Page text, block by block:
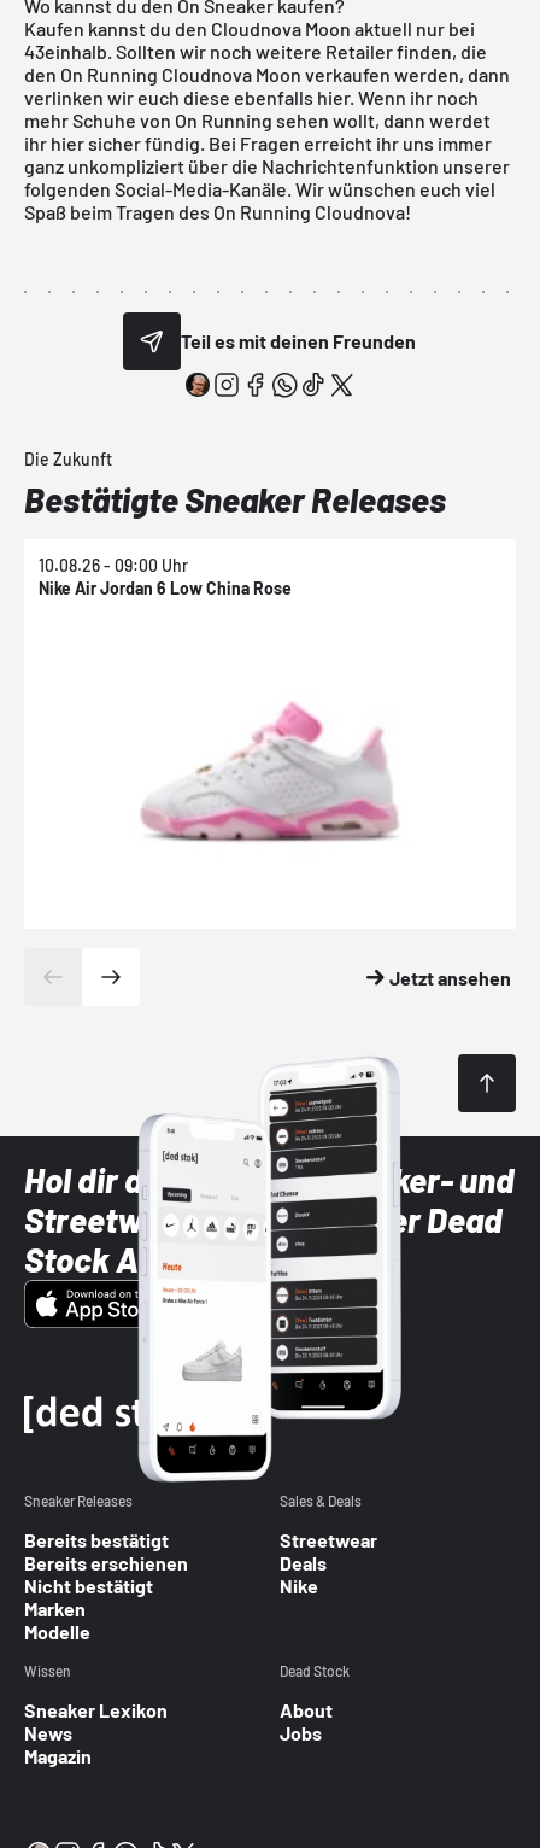
Wo kannst du den On Sneaker kaufen?
Kaufen kannst du den Cloudnova Moon aktuell nur bei
43einhalb. Sollten wir noch weitere Retailer finden, die
den On Running Cloudnova Moon verkaufen werden, dann
verlinken wir euch diese ebenfalls hier. Wenn ihr noch
mehr Schuhe von On Running sehen wollt, dann werdet
ihr hiersicher fündig. Bei Fragen erreicht ihr uns immer
ganz unkompliziert über die Nachrichtenfunktion unserer
folgenden Social-Media-Kanäle. Wir wünschen euch viel
Spaß beim Tragen des On Running Cloudnova!
Teil es mit deinen Freunden
Die Zukunft
Bestätigte Sneaker Releases
10.08.26 - 09:00 Uhr
Nike Air Jordan 6 Low China Rose
Jetzt ansehen
Hol dir die neuesten Sneaker- und
Streetwear-Brands mit der Dead
Stock App
Sneaker Releases
Bereits bestätigt
Bereits erschienen
Nicht bestätigt
Marken
Modelle
Sales & Deals
Streetwear
Deals
Nike
Wissen
Sneaker Lexikon
News
Magazin
Dead Stock
About
Jobs